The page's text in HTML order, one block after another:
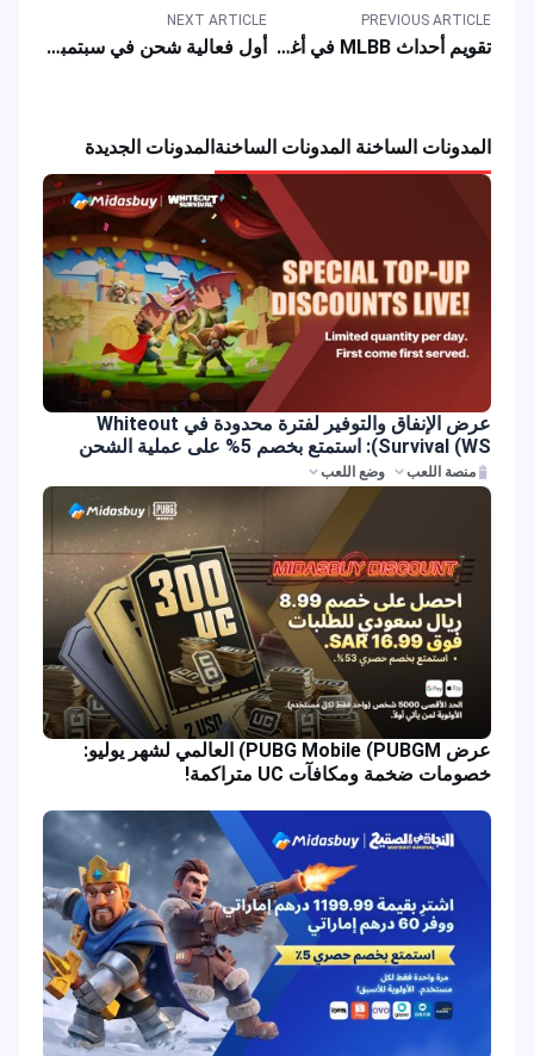
PREVIOUS ARTICLE
تقويم أحداث MLBB في أغسطس 2025: الترويج للعبة، المكافآت وأزياء الأبطال
NEXT ARTICLE
أول فعالية شحن في سبتمبر 2025 للحصول على مكافآت MLBB وأقصى عدد من الألماس
المدونات الساخنة المدونات الساخنة المدونات الجديدة
عرض الإنفاق والتوفير لفترة محدودة في Whiteout
Survival (WS): استمتع بخصم 5% على عملية الشحن
منصة اللعب وضع اللعب
عرض PUBG Mobile (PUBGM) العالمي لشهر يوليو:
خصومات ضخمة ومكافآت UC متراكمة!